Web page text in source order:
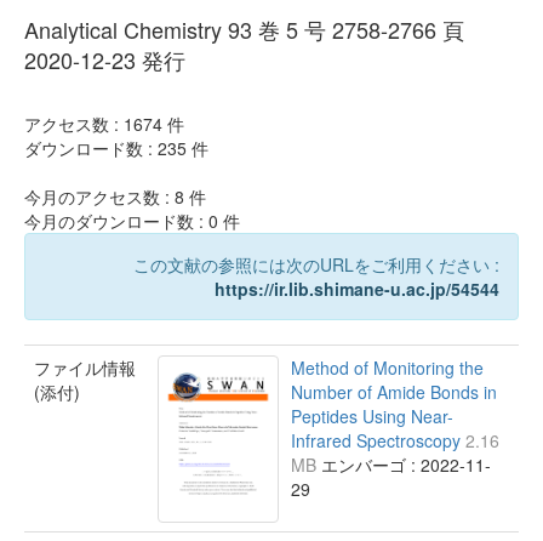
Analytical Chemistry 93 巻 5 号 2758-2766 頁
2020-12-23 発行
アクセス数 : 1674 件
ダウンロード数 : 235 件
今月のアクセス数 : 8 件
今月のダウンロード数 : 0 件
この文献の参照には次のURLをご利用ください :
https://ir.lib.shimane-u.ac.jp/54544
ファイル情報
(添付)
Method of Monitoring the
Number of Amide Bonds in
Peptides Using Near-
Infrared Spectroscopy 2.16
MB エンバーゴ : 2022-11-
29